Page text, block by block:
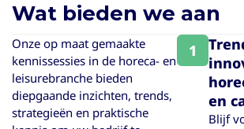
Wat bieden we aan
Onze op maat gemaakte
kennissessies in de horeca- en
leisurebranche bieden
diepgaande inzichten, trends,
strategieën en praktische
1
en
Blijf